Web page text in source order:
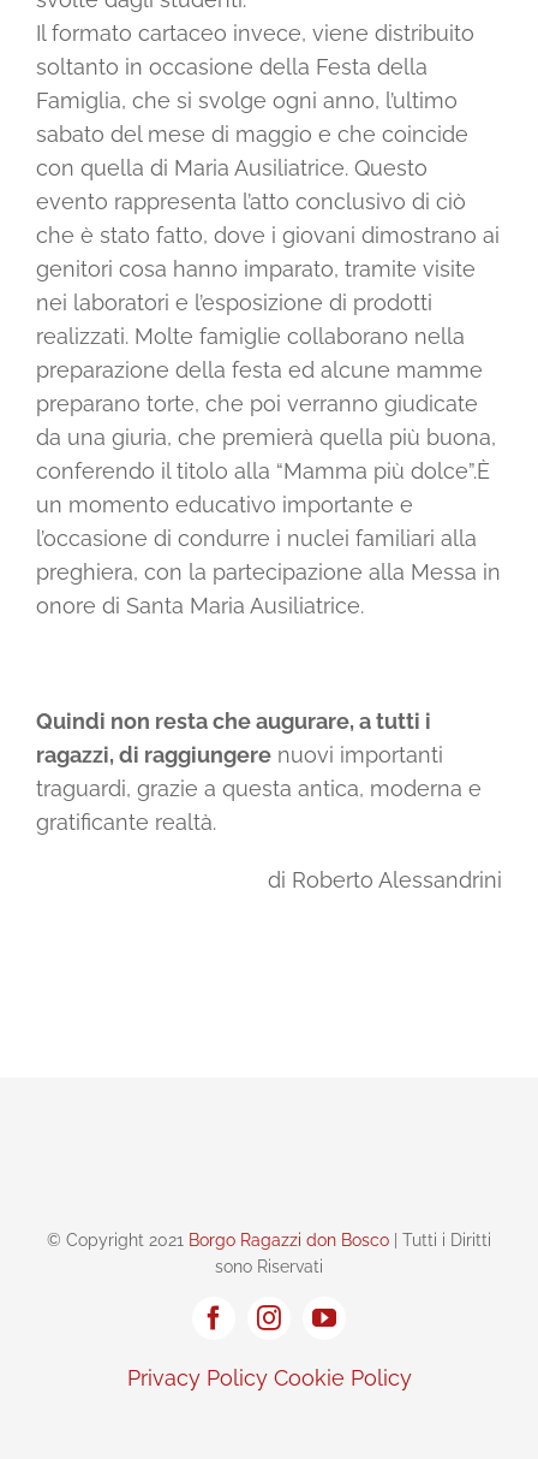
Il formato cartaceo invece, viene distribuito
soltanto in occasione della Festa della
Famiglia, che si svolge ogni anno, l’ultimo
sabato del mese di maggio e che coincide
con quella di Maria Ausiliatrice. Questo
evento rappresenta l’atto conclusivo di ciò
che è stato fatto, dove i giovani dimostrano ai
genitori cosa hanno imparato, tramite visite
nei laboratori e l’esposizione di prodotti
realizzati. Molte famiglie collaborano nella
preparazione della festa ed alcune mamme
preparano torte, che poi verranno giudicate
da una giuria, che premierà quella più buona,
conferendo il titolo alla “Mamma più dolce”.È
un momento educativo importante e
l’occasione di condurre i nuclei familiari alla
preghiera, con la partecipazione alla Messa in
onore di Santa Maria Ausiliatrice.
Quindi non resta che augurare, a tutti i
ragazzi, di raggiungerenuovi importanti
traguardi, grazie a questa antica, moderna e
gratificante realtà.
di Roberto Alessandrini
© Copyright 2021 Borgo Ragazzi don Bosco | Tutti i Diritti
sono Riservati
Privacy Policy Cookie Policy